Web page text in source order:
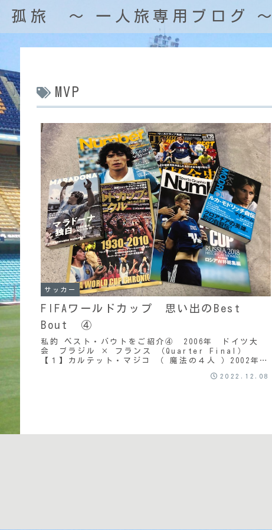
孤旅 〜 一人旅専用ブログ ～
MVP
サッカー
FIFAワールドカップ 思い出のBest
Bout ④
私的 ベスト・バウトをご紹介④ 2006年 ドイツ大
会 ブラジル × フランス （Quarter Final）
【１】カルテット・マジコ （ 魔法の４人 ）2002年、
ラジル代表。怪物ロナウドは劇的な復活を遂げ得点王と
2022.12.08